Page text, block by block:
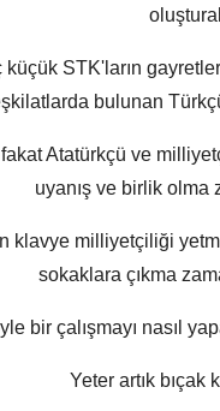
STK'ların
bulunan
Atatürkçü ve
uyanış ve birlik olma
klavye milliyetçiliği
sokaklara çıkma
bir çalışmayı nasıl
Yeter artık bıçak